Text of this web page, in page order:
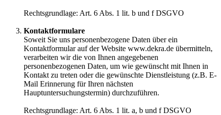
Rechtsgrundlage: Art. 6 Abs. 1 lit. b und f DSGVO
Kontaktformulare
Soweit Sie uns personenbezogene Daten über ein
Kontaktformular auf der Website www.dekra.de übermitteln,
verarbeiten wir die von Ihnen angegebenen
personenbezogenen Daten, um wie gewünscht mit Ihnen in
Kontakt zu treten oder die gewünschte Dienstleistung (z.B. E-
Mail Erinnerung für Ihren nächsten
Hauptuntersuchungstermin) durchzuführen.
Rechtsgrundlage: Art. 6 Abs. 1 lit. a, b und f DSGVO